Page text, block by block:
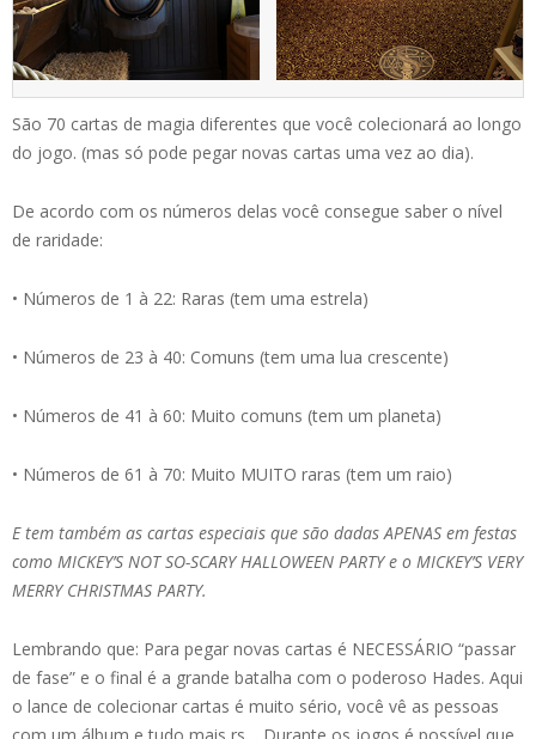
São 70 cartas de magia diferentes que você colecionará ao longo
do jogo. (mas só pode pegar novas cartas uma vez ao dia).
De acordo com os números delas você consegue saber o nível
de raridade:
• Números de 1 à 22: Raras (tem uma estrela)
• Números de 23 à 40: Comuns (tem uma lua crescente)
• Números de 41 à 60: Muito comuns (tem um planeta)
• Números de 61 à 70: Muito MUITO raras (tem um raio)
E tem também as cartas especiais que são dadas APENAS em festas
como MICKEY’S NOT SO-SCARY HALLOWEEN PARTY e o MICKEY’S VERY
MERRY CHRISTMAS PARTY.
Lembrando que: Para pegar novas cartas é NECESSÁRIO “passar
de fase” e o final é a grande batalha com o poderoso Hades. Aqui
o lance de colecionar cartas é muito sério, você vê as pessoas
com um álbum e tudo mais rs… Durante os jogos é possível que